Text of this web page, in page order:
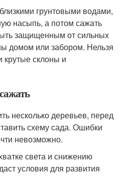
грунтовыми водами,
насыпь, а потом сажать
защищенным от сильных
домом или забором. Нельзя
крутые склоны и
несколько деревьев, перед
схему сада. Ошибки
невозможно.
света и снижению
условия для развития